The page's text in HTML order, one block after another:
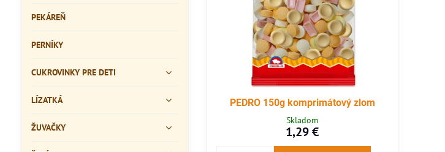
PEDRO 150g komprimátový zlom
Skladom
1,29 €
PEKÁREŇ
PERNÍKY
CUKROVINKY PRE DETI
LÍZATKÁ
ŽUVAČKY